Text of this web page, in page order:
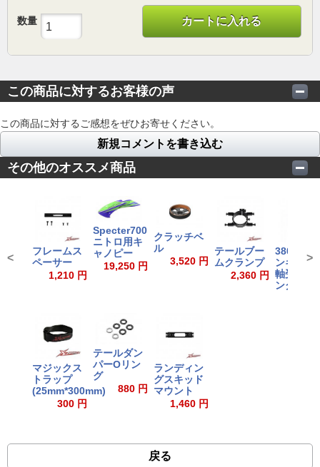
数量 カートに入れる
この商品に対するお客様の声
この商品に対するご感想をぜひお寄せください。
新規コメントを書き込む
その他のオススメ商品
フレームス
ペーサー
1,210 円
Specter700
ニトロ用キ
ャノピー
19,250 円
クラッチベ
ル
3,520 円
テールブー
ムクランプ
2,360 円
3801複列
ンギュラ
軸受ベア
ング
マジックス
トラップ
(25mm*300mm)
300 円
テールダン
パーOリン
グ
880 円
ランディン
グスキッド
マウント
1,460 円
< >
戻る